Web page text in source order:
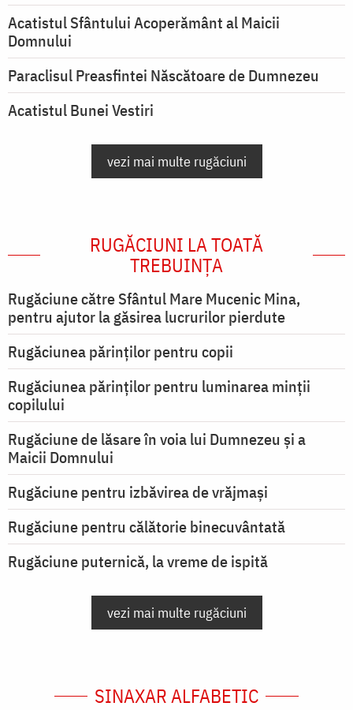
Acatistul Sfântului Acoperământ al Maicii
Domnului
Paraclisul Preasfintei Născătoare de Dumnezeu
Acatistul Bunei Vestiri
vezi mai multe rugăciuni
RUGĂCIUNI LA TOATĂ
TREBUINȚA
Rugăciune către Sfântul Mare Mucenic Mina,
pentru ajutor la găsirea lucrurilor pierdute
Rugăciunea părinților pentru copii
Rugăciunea părinților pentru luminarea minţii
copilului
Rugăciune de lăsare în voia lui Dumnezeu şi a
Maicii Domnului
Rugăciune pentru izbăvirea de vrăjmași
Rugăciune pentru călătorie binecuvântată
Rugăciune puternică, la vreme de ispită
vezi mai multe rugăciuni
SINAXAR ALFABETIC